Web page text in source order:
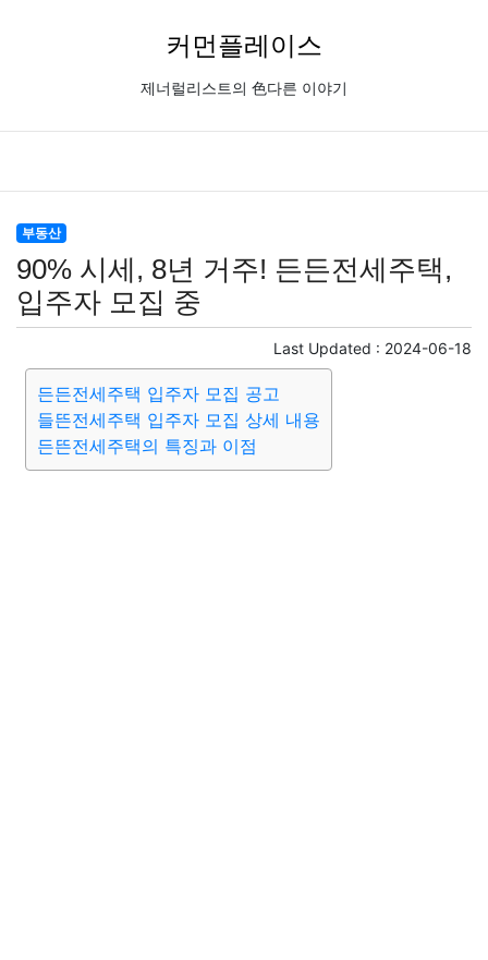
커먼플레이스
제너럴리스트의 色다른 이야기
부동산
90% 시세, 8년 거주! 든든전세주택,
입주자 모집 중
Last Updated : 2024-06-18
든든전세주택 입주자 모집 공고
들뜬전세주택 입주자 모집 상세 내용
든뜬전세주택의 특징과 이점